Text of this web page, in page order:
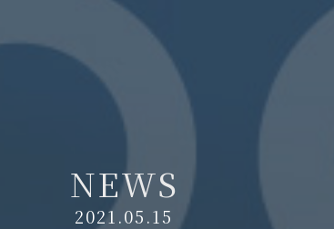
NEWS
2021.05.15